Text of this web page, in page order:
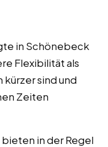
in Schönebeck
Flexibilität als
sind und
Zeiten
in der Regel